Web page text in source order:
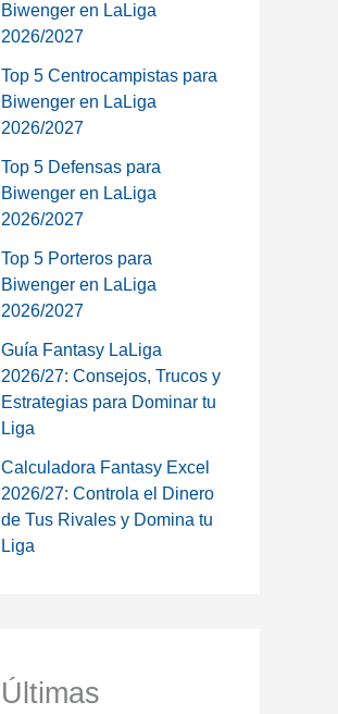
Biwenger en LaLiga
2026/2027
Top 5 Centrocampistas para
Biwenger en LaLiga
2026/2027
Top 5 Defensas para
Biwenger en LaLiga
2026/2027
Top 5 Porteros para
Biwenger en LaLiga
2026/2027
Guía Fantasy LaLiga
2026/27: Consejos, Trucos y
Estrategias para Dominar tu
Liga
Calculadora Fantasy Excel
2026/27: Controla el Dinero
de Tus Rivales y Domina tu
Liga
Últimas